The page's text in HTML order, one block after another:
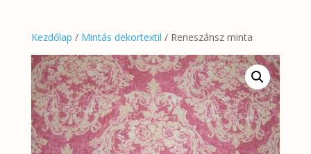
Kezdőlap / Mintás dekortextil / Reneszánsz minta